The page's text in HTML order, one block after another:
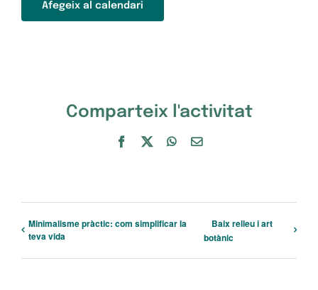
Afegeix al calendari
Comparteix l'activitat
Facebook WhatsApp
Email:
Minimalisme pràctic: com simplificar la
teva vida
Baix relleu i art
botànic